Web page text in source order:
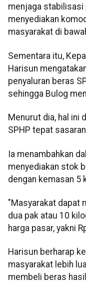
menjaga stabilisasi
menyediakan
masyarakat di
Sementara itu,
Harisun
penyaluran beras
sehingga Bulog
Menurut dia, hal ini
SPHP tepat
Ia menambahkan
menyediakan stok
dengan kemasan 5
"Masyarakat dapat
dua pak atau 10
harga pasar, yakni
Harisun berharap
masyarakat lebih
membeli beras